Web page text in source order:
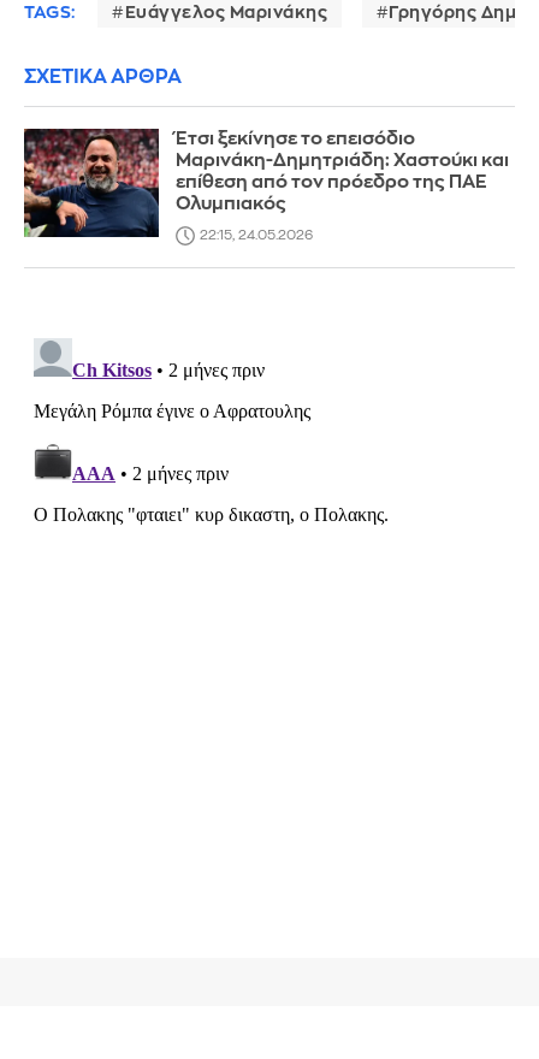
TAGS: Ευάγγελος Μαρινάκης Γρηγόρης
ΣΧΕΤΙΚΑ ΑΡΘΡΑ
Έτσι ξεκίνησε το επεισόδιο
Μαρινάκη-Δημητριάδη: Χαστούκι και
επίθεση από τον πρόεδρο της ΠΑΕ
Ολυμπιακός
22:15, 24.05.2026